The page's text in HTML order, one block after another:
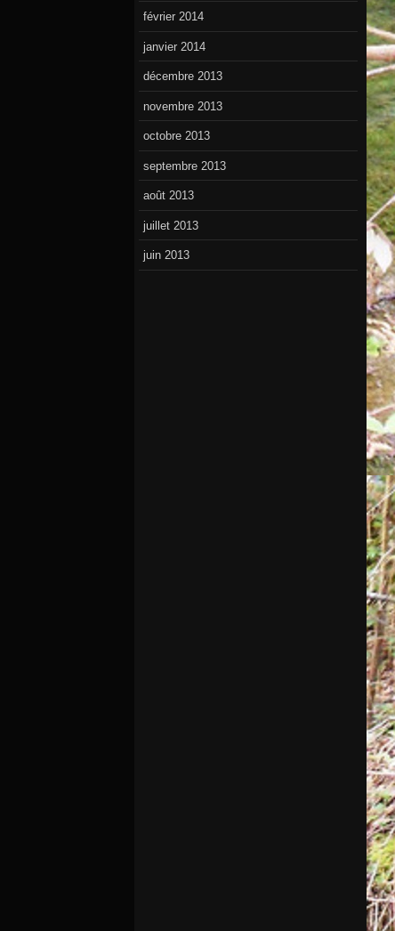
février 2014
janvier 2014
décembre 2013
novembre 2013
octobre 2013
septembre 2013
août 2013
juillet 2013
juin 2013